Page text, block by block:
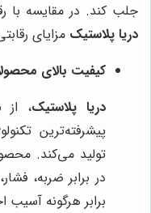
جلب کند. در مقایسه با
دریا پلاستیک مزایای
کیفیت بالای
دریا پلاستیک، از
پیشرفته‌ترین
تولید می‌کند.
در برابر ضربه،
برابر هرگونه